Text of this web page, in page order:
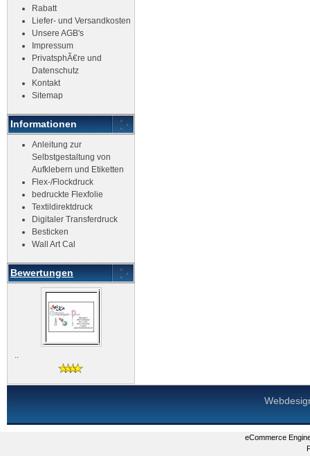
Rabatt
Liefer- und Versandkosten
Unsere AGB's
Impressum
PrivatsphÃ€re und
Datenschutz
Kontakt
Sitemap
Informationen
Anleitung zur
Selbstgestaltung von
Aufklebern und Etiketten
Flex-/Flockdruck
bedruckte Flexfolie
Textildirektdruck
Digitaler Transferdruck
Besticken
Wall Art Cal
Bewertungen
..
eCommerce